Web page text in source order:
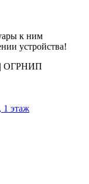
к ним
устройства!
| ОГРНИП
1 этаж